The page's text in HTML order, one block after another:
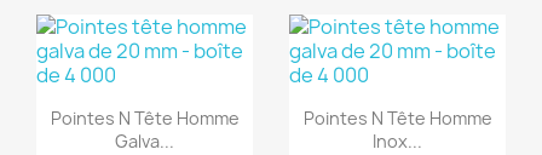
Aperçu rapide
Pointes N Tête Homme
Galva...
Aperçu rapide
Pointes N Tête Homme
Inox...